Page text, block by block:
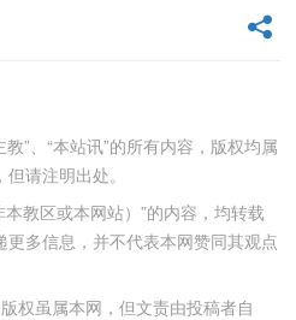
”、“本站讯”的所有内容，版权均属
请注明出处。
教区或本网站）”的内容，均转载
多信息，并不代表本网赞同其观点
权虽属本网，但文责由投稿者自